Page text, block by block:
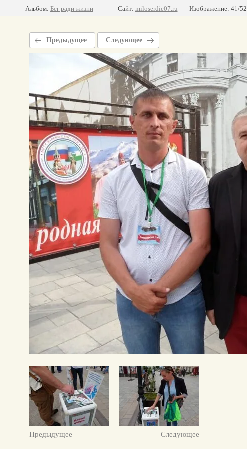
Альбом: Бег ради жизни Сайт: miloserdie07.ru Изображение: 41/52
Предыдущее Следующее
Предыдущее Следующее